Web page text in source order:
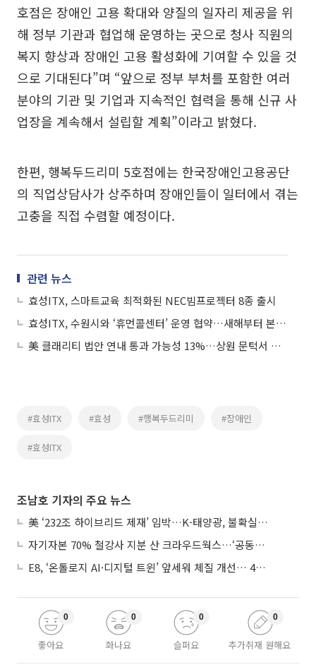
호점은 장애인 고용 확대와 양질의 일자리 제공을 위
해 정부 기관과 협업해 운영하는 곳으로 청사 직원의
복지 향상과 장애인 고용 활성화에 기여할 수 있을 것
으로 기대된다”며 “앞으로 정부 부처를 포함한 여러
분야의 기관 및 기업과 지속적인 협력을 통해 신규 사
업장을 계속해서 설립할 계획”이라고 밝혔다.
한편, 행복두드리미 5호점에는 한국장애인고용공단
의 직업상담사가 상주하며 장애인들이 일터에서 겪는
고충을 직접 수렴할 예정이다.
관련 뉴스
효성ITX, 스마트교육 최적화된 NEC빔프로젝터 8종 출시
효성ITX, 수원시와 ‘휴먼콜센터’ 운영 협약…새해부터 본격 서비스
美 클래리티 법안 연내 통과 가능성 13%…상원 문턱서 제동
#효성ITX #효성 #행복두드리미 #장애인
#효성ITX
조남호 기자의 주요 뉴스
美 ‘232조 하이브리드 제재’ 임박…K-태양광, 불확실성 털고 날개 다나
자기자본 70% 철강사 지분 산 크라우드웍스…‘공동경영’으로 AI 시너지 낼까
E8, ‘온톨로지 AI·디지털 트윈’ 앞세워 체질 개선… 4분기 흑자전환 총력
좋아요
0
화나요
0
슬퍼요
0
추가취재 원해요
0